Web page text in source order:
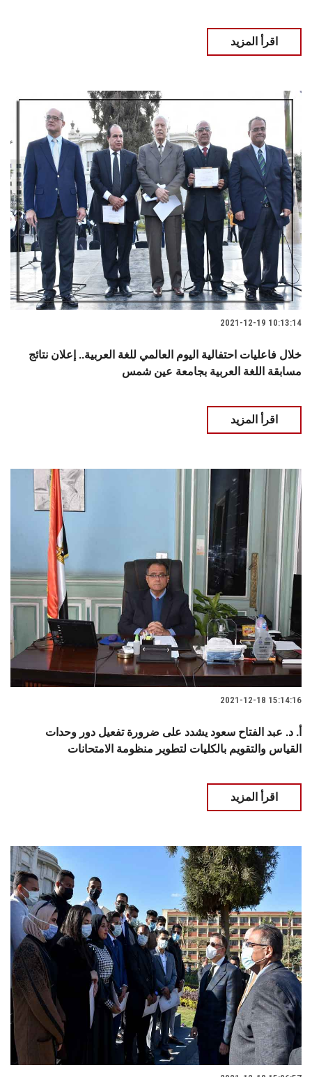
اقرأ المزيد
2021-12-19 10:13:14
خلال فاعليات احتفالية اليوم العالمي للغة العربية.. إعلان نتائج
مسابقة اللغة العربية بجامعة عين شمس
اقرأ المزيد
2021-12-18 15:14:16
أ. د. عبد الفتاح سعود يشدد على ضرورة تفعيل دور وحدات
القياس والتقويم بالكليات لتطوير منظومة الامتحانات
اقرأ المزيد